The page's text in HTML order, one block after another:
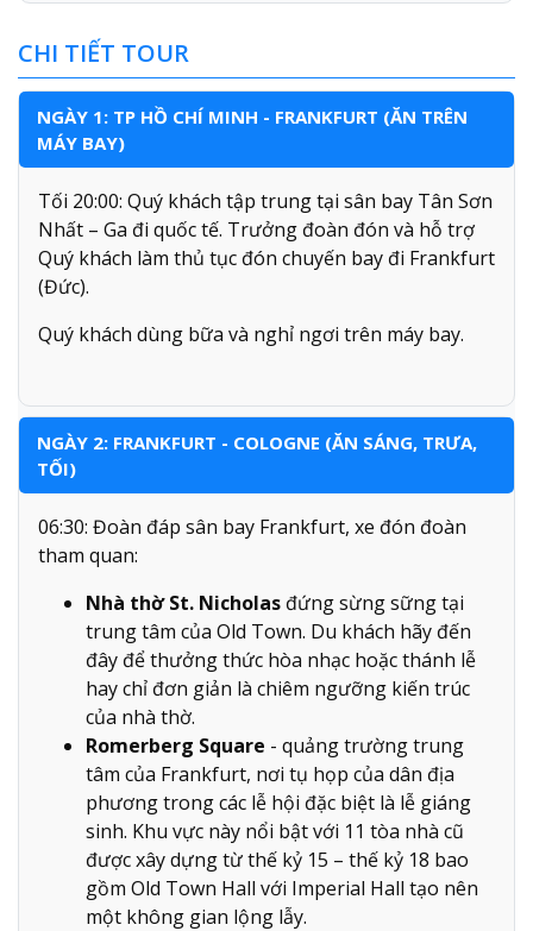
CHI TIẾT TOUR
NGÀY 1: TP HỒ CHÍ MINH - FRANKFURT (ĂN TRÊN
MÁY BAY)
Tối 20:00: Quý khách tập trung tại sân bay Tân Sơn
Nhất – Ga đi quốc tế. Trưởng đoàn đón và hỗ trợ
Quý khách làm thủ tục đón chuyến bay đi Frankfurt
(Đức).
Quý khách dùng bữa và nghỉ ngơi trên máy bay.
NGÀY 2: FRANKFURT - COLOGNE (ĂN SÁNG, TRƯA,
TỐI)
06:30: Đoàn đáp sân bay Frankfurt, xe đón đoàn
tham quan:
Nhà thờ St. Nicholas đứng sừng sững tại
trung tâm của Old Town. Du khách hãy đến
đây để thưởng thức hòa nhạc hoặc thánh lễ
hay chỉ đơn giản là chiêm ngưỡng kiến trúc
của nhà thờ.
Romerberg Square - quảng trường trung
tâm của Frankfurt, nơi tụ họp của dân địa
phương trong các lễ hội đặc biệt là lễ giáng
sinh. Khu vực này nổi bật với 11 tòa nhà cũ
được xây dựng từ thế kỷ 15 – thế kỷ 18 bao
gồm Old Town Hall với Imperial Hall tạo nên
một không gian lộng lẫy.